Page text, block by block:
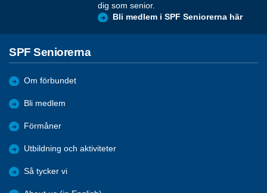
dig som senior.
Bli medlem i SPF Seniorerna här
SPF Seniorerna
Om förbundet
Bli medlem
Förmåner
Utbildning och aktiviteter
Så tycker vi